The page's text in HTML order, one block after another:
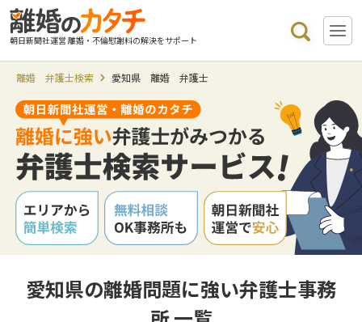
朝日新聞社運営 離婚・不倫慰謝料の解決をサポート
離婚 弁護士検索 愛知県 離婚 弁護士
愛知県の離婚問題に強い弁護士事務